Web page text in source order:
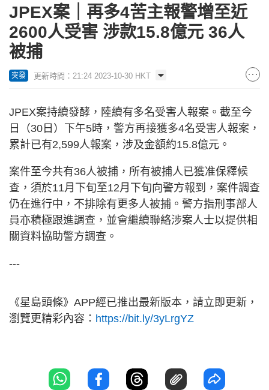
JPEX案｜再多4苦主報警增至近
2600人受害 涉款15.8億元 36人
被捕
突發 更新時間：21:24 2023-10-30 HKT
JPEX案持續發酵，陸續有多名受害人報案。截至今
日（30日）下午5時，警方再接獲多4名受害人報案，
累計已有2,599人報案，涉及金額約15.8億元。
案件至今共有36人被捕，所有被捕人已獲准保釋候
查，須於11月下旬至12月下旬向警方報到，案件調查
仍在進行中，不排除有更多人被捕。警方指刑事部人
員亦積極跟進調查，並會繼續聯絡涉案人士以提供相
關資料協助警方調查。
---
《星島頭條》APP經已推出最新版本，請立即更新，
瀏覽更精彩內容： https://bit.ly/3yLrgYZ